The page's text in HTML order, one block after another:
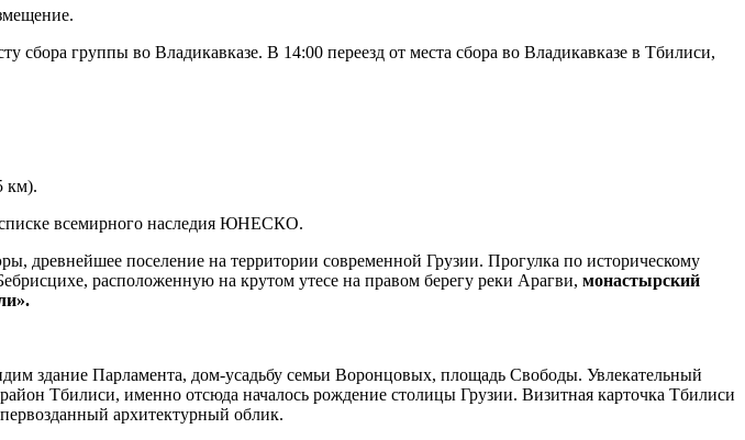
сбора группы во Владикавказе. В 14:00 переезд от места сбора во Владикавказе в Тбилиси,
км).
всемирного наследия ЮНЕСКО.
древнейшее поселение на территории современной Грузии. Прогулка по историческому
расположенную на крутом утесе на правом берегу реки Арагви, монастырский
здание Парламента, дом-усадьбу семьи Воронцовых, площадь Свободы. Увлекательный
Тбилиси, именно отсюда началось рождение столицы Грузии. Визитная карточка Тбилиси
архитектурный облик.